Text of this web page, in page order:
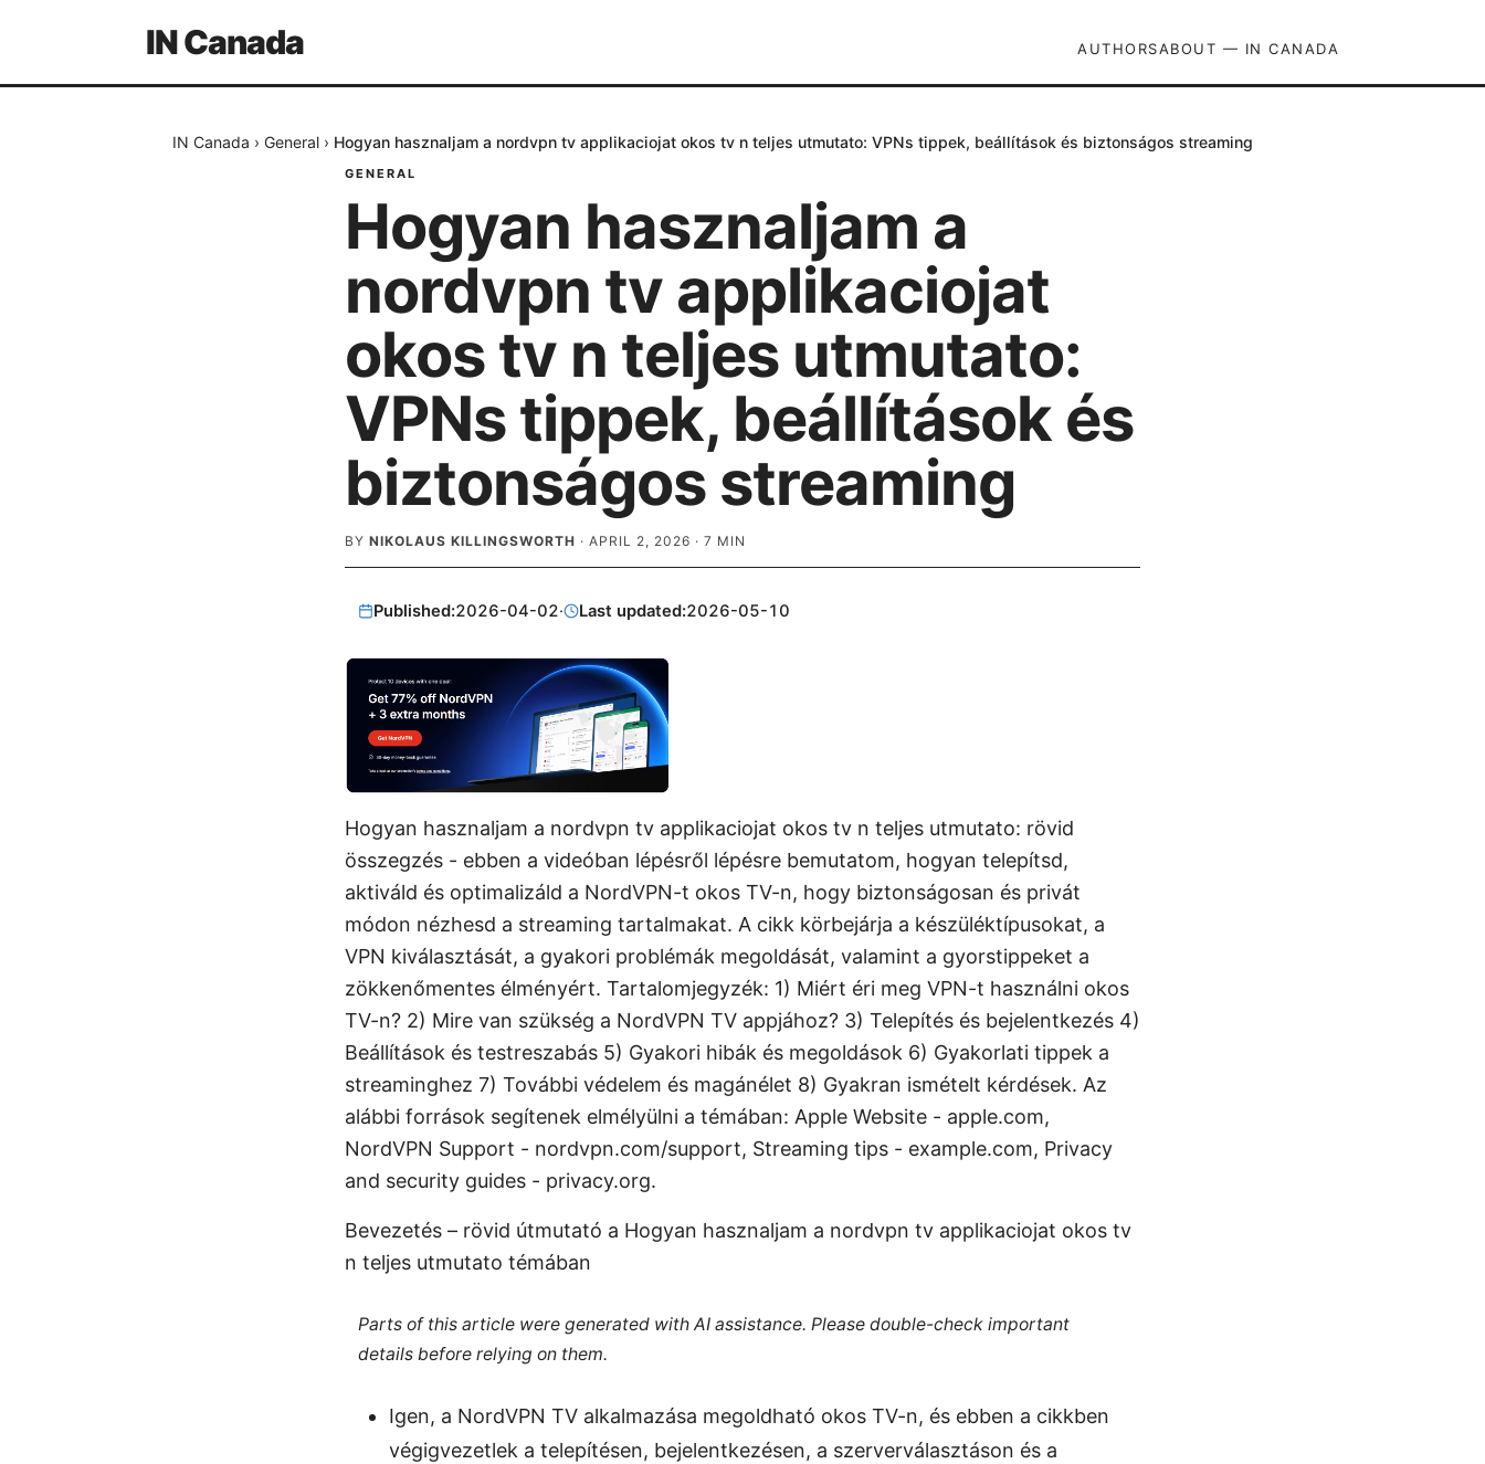
IN Canada AUTHORSABOUT — IN CANADA
IN Canada › General › Hogyan hasznaljam a nordvpn tv applikaciojat okos tv n teljes utmutato: VPNs tippek, beállítások és biztonságos streaming
GENERAL
Hogyan hasznaljam a
nordvpn tv applikaciojat
okos tv n teljes utmutato:
VPNs tippek, beállítások és
biztonságos streaming
BY NIKOLAUS KILLINGSWORTH · APRIL 2, 2026 · 7 MIN
Published:2026-04-02· Last updated:2026-05-10
Hogyan hasznaljam a nordvpn tv applikaciojat okos tv n teljes utmutato: rövid
összegzés - ebben a videóban lépésről lépésre bemutatom, hogyan telepítsd,
aktiváld és optimalizáld a NordVPN-t okos TV-n, hogy biztonságosan és privát
módon nézhesd a streaming tartalmakat. A cikk körbejárja a készüléktípusokat, a
VPN kiválasztását, a gyakori problémák megoldását, valamint a gyorstippeket a
zökkenőmentes élményért. Tartalomjegyzék: 1) Miért éri meg VPN-t használni okos
TV-n? 2) Mire van szükség a NordVPN TV appjához? 3) Telepítés és bejelentkezés 4)
Beállítások és testreszabás 5) Gyakori hibák és megoldások 6) Gyakorlati tippek a
streaminghez 7) További védelem és magánélet 8) Gyakran ismételt kérdések. Az
alábbi források segítenek elmélyülni a témában: Apple Website - apple.com,
NordVPN Support - nordvpn.com/support, Streaming tips - example.com, Privacy
and security guides - privacy.org.
Bevezetés – rövid útmutató a Hogyan hasznaljam a nordvpn tv applikaciojat okos tv
n teljes utmutato témában
Parts of this article were generated with AI assistance. Please double-check important
details before relying on them.
Igen, a NordVPN TV alkalmazása megoldható okos TV-n, és ebben a cikkben
végigvezetlek a telepítésen, bejelentkezésen, a szerverválasztáson és a